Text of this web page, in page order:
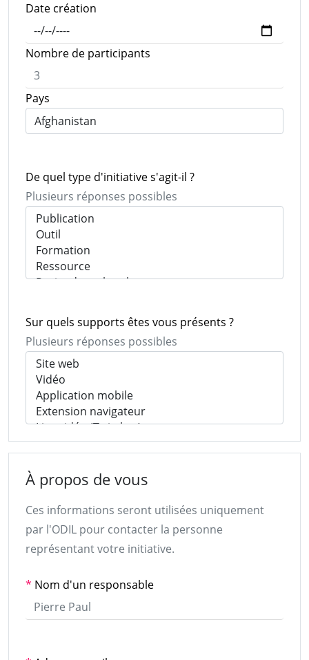
Date création
Nombre de participants
Pays
De quel type d'initiative s'agit-il ?
Plusieurs réponses possibles
Sur quels supports êtes vous présents ?
Plusieurs réponses possibles
À propos de vous
Ces informations seront utilisées uniquement
par l'ODIL pour contacter la personne
représentant votre initiative.
* Nom d'un responsable